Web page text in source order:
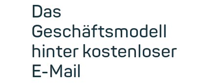
Das
Geschäftsmodell
hinter kostenloser
E-Mail